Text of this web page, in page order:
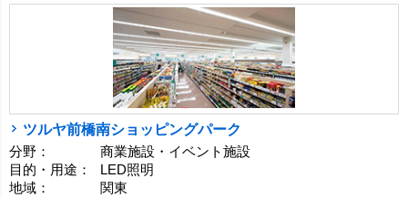
ツルヤ前橋南ショッピングパーク
分野：
商業施設・イベント施設
目的・用途：
LED照明
地域：
関東